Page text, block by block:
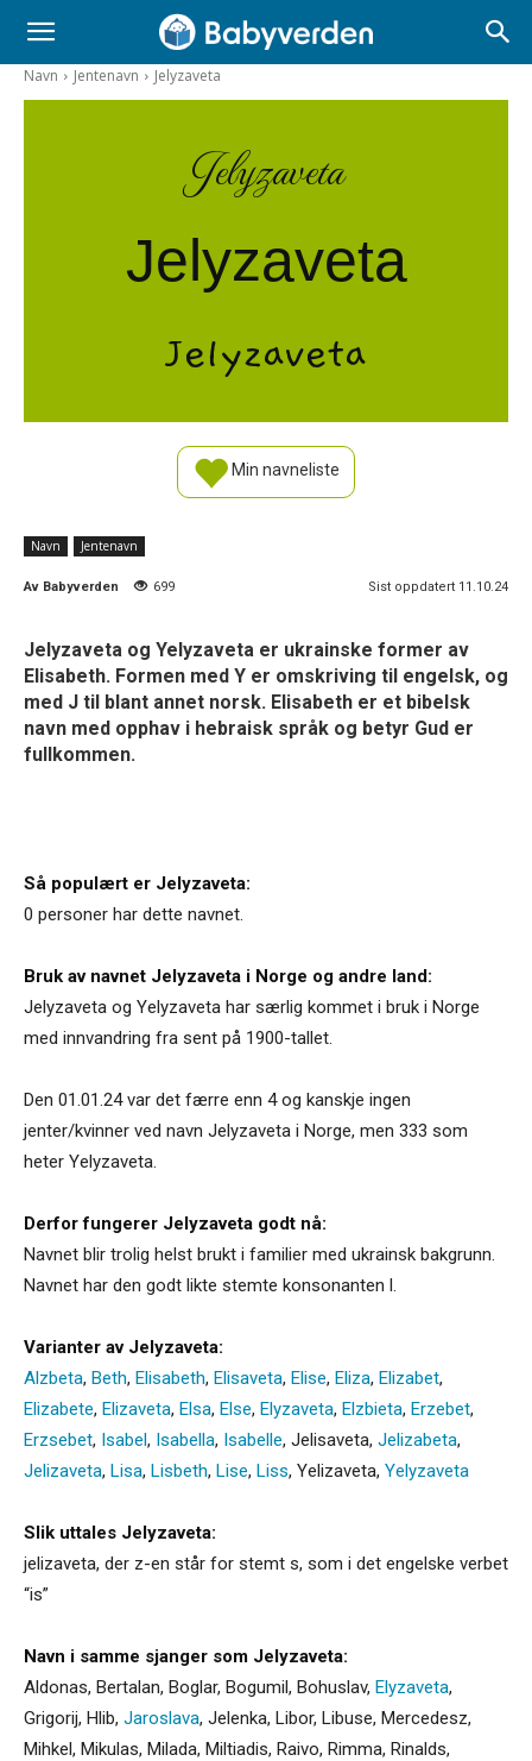
Navn Jentenavn Jelyzaveta
Jelyzaveta
Jelyzaveta
Jelyzaveta
Min navneliste
Navn Jentenavn
Av Babyverden 699 Sist oppdatert 11.10.24
Jelyzaveta og Yelyzaveta er ukrainske former av
Elisabeth. Formen med Y er omskriving til engelsk, og
med J til blant annet norsk. Elisabeth er et bibelsk
navn med opphav i hebraisk språk og betyr Gud er
fullkommen.
Så populært er Jelyzaveta:
0 personer har dette navnet.
Bruk av navnet Jelyzaveta i Norge og andre land:
Jelyzaveta og Yelyzaveta har særlig kommet i bruk i Norge
med innvandring fra sent på 1900-tallet.
Den 01.01.24 var det færre enn 4 og kanskje ingen
jenter/kvinner ved navn Jelyzaveta i Norge, men 333 som
heter Yelyzaveta.
Derfor fungerer Jelyzaveta godt nå:
Navnet blir trolig helst brukt i familier med ukrainsk bakgrunn.
Navnet har den godt likte stemte konsonanten l.
Varianter av Jelyzaveta:
Alzbeta, Beth, Elisabeth, Elisaveta, Elise, Eliza, Elizabet,
Elizabete, Elizaveta, Elsa, Else, Elyzaveta, Elzbieta, Erzebet,
Erzsebet, Isabel, Isabella, Isabelle, Jelisaveta, Jelizabeta,
Jelizaveta, Lisa, Lisbeth, Lise, Liss, Yelizaveta, Yelyzaveta
Slik uttales Jelyzaveta:
jelizaveta, der z-en står for stemt s, som i det engelske verbet
“is”
Navn i samme sjanger som Jelyzaveta:
Aldonas, Bertalan, Boglar, Bogumil, Bohuslav, Elyzaveta,
Grigorij, Hlib, Jaroslava, Jelenka, Libor, Libuse, Mercedesz,
Mihkel, Mikulas, Milada, Miltiadis, Raivo, Rimma, Rinalds,